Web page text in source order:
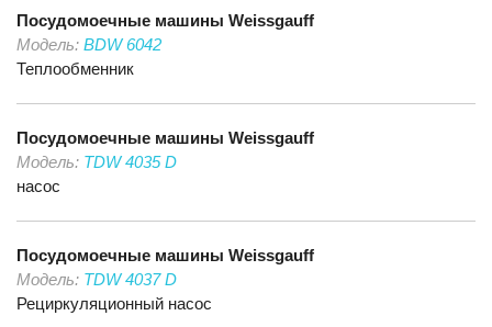
Посудомоечные машины Weissgauff
Модель: BDW 6042
Теплообменник
Посудомоечные машины Weissgauff
Модель: TDW 4035 D
насос
Посудомоечные машины Weissgauff
Модель: TDW 4037 D
Рециркуляционный насос